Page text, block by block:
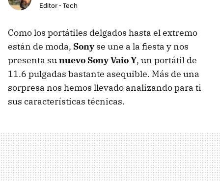
Editor - Tech
Como los portátiles delgados hasta el extremo
están de moda, Sonyse une a la fiesta y nos
presenta sunuevo Sony Vaio Y, un portátil de
11.6 pulgadas bastante asequible. Más de una
sorpresa nos hemos llevado analizando para ti
sus características técnicas.